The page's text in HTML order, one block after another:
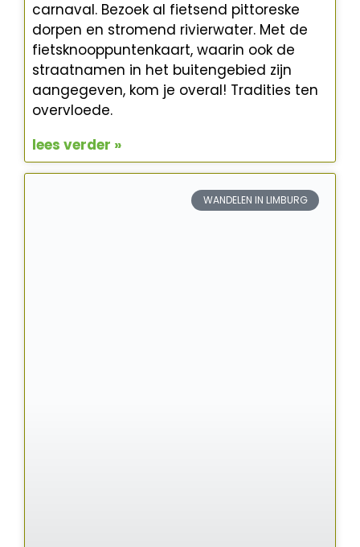
carnaval. Bezoek al fietsend pittoreske
dorpen en stromend rivierwater. Met de
fietsknooppuntenkaart, waarin ook de
straatnamen in het buitengebied zijn
aangegeven, kom je overal! Tradities ten
overvloede.
lees verder »
WANDELEN IN LIMBURG